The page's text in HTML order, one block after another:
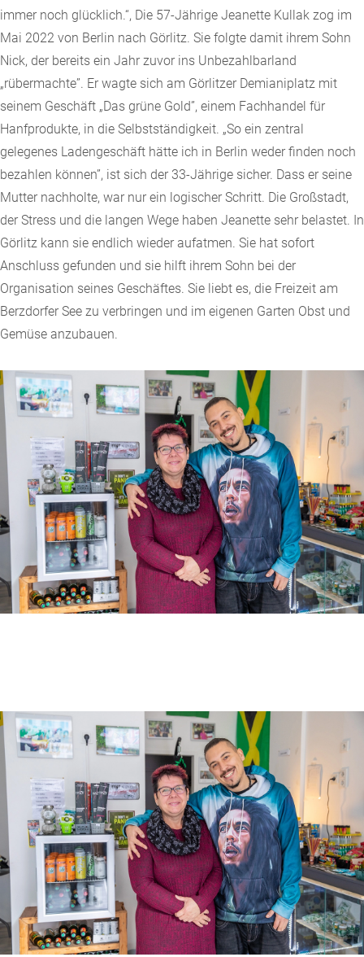
immer noch glücklich.“, Die 57-Jährige Jeanette Kullak zog im
Mai 2022 von Berlin nach Görlitz. Sie folgte damit ihrem Sohn
Nick, der bereits ein Jahr zuvor ins Unbezahlbarland
„rübermachte”. Er wagte sich am Görlitzer Demianiplatz mit
seinem Geschäft „Das grüne Gold”, einem Fachhandel für
Hanfprodukte, in die Selbstständigkeit. „So ein zentral
gelegenes Ladengeschäft hätte ich in Berlin weder finden noch
bezahlen können”, ist sich der 33-Jährige sicher. Dass er seine
Mutter nachholte, war nur ein logischer Schritt. Die Großstadt,
der Stress und die langen Wege haben Jeanette sehr belastet. In
Görlitz kann sie endlich wieder aufatmen. Sie hat sofort
Anschluss gefunden und sie hilft ihrem Sohn bei der
Organisation seines Geschäftes. Sie liebt es, die Freizeit am
Berzdorfer See zu verbringen und im eigenen Garten Obst und
Gemüse anzubauen.